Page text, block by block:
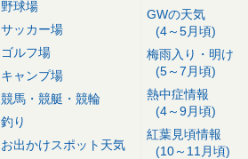
野球場
サッカー場
ゴルフ場
キャンプ場
競馬・競艇・競輪
釣り
お出かけスポット天気
GWの天気
(4～5月頃)
梅雨入り・明け
(5～7月頃)
熱中症情報
(4～9月頃)
紅葉見頃情報
(10～11月頃)